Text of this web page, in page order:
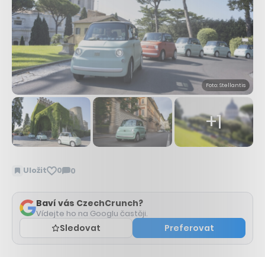
Foto: Stellantis
+1
Uložit 0 0
Zobrazit
Baví vás CzechCrunch?
Vídejte ho na Googlu častěji.
Sledovat Preferovat